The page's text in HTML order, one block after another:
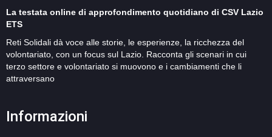
La testata online di approfondimento quotidiano di CSV Lazio
ETS
Reti Solidali dà voce alle storie, le esperienze, la ricchezza del
volontariato, con un focus sul Lazio. Racconta gli scenari in cui
terzo settore e volontariato si muovono e i cambiamenti che li
attraversano
Informazioni